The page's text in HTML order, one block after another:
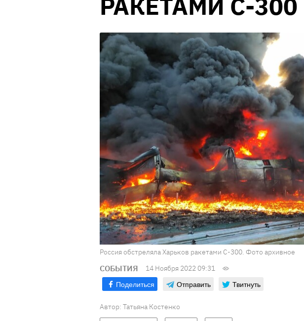
Россия обстреляла Харьков ракетами С-300. Фото архивное
СОБЫТИЯ 14 Ноября 2022 09:31
Поделиться Отправить Твитнуть
Автор: Татьяна Костенко